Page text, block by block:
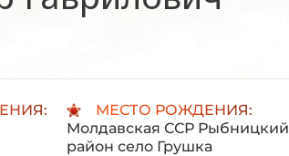
МЕСТО РОЖДЕНИЯ:
Молдавская ССР Рыбницкий
район село Грушка